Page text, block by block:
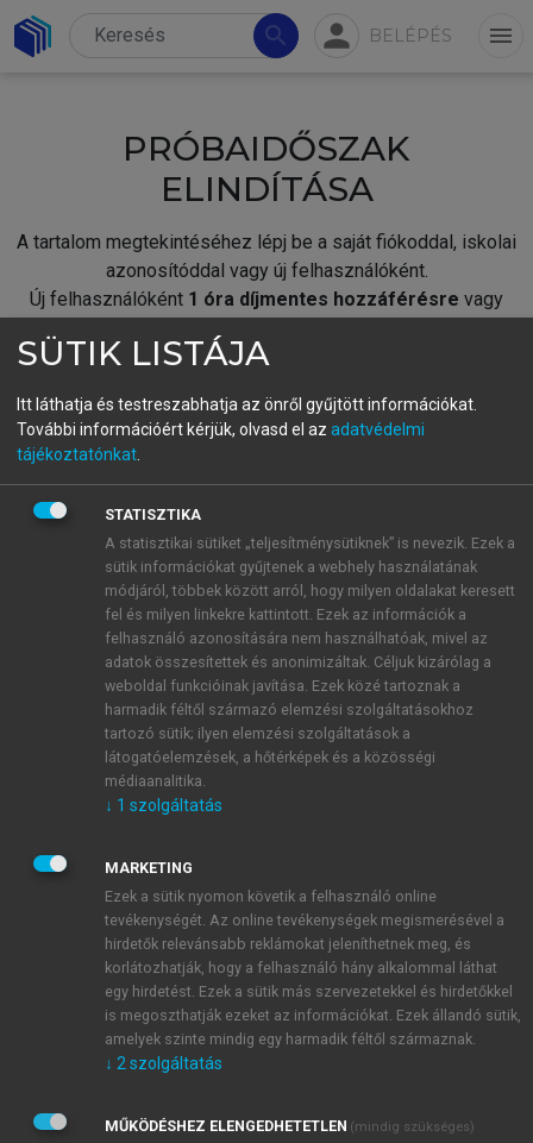
search person BELÉPÉS menu
PRÓBAIDŐSZAK
ELINDÍTÁSA
A tartalom megtekintéséhez lépj be a saját fiókoddal, iskolai
azonosítóddal vagy új felhasználóként.
Új felhasználóként 1 óra díjmentes hozzáférésre vagy
fiókoddal,vagy hozz létre új fiókot.
A regisztráció után apróbaidőszakautomatikusan
BELÉPÉS SAJÁT FIÓKKAL
ÚJ FIÓK LÉTREHOZÁSA
1 óra díjmentes hozzáférés
E-MAIL-CÍM
JELSZÓ
JELSZÓ ÚJRA
Kérek értesítést a MeRSZ újdonságairól, akcióiról.
Kérek értesítést az Akadémiai Kiadó Zrt. újdonságairól,
Adatkezelési tájékoztatóbanfoglaltakat tudomásul
SÜTIK LISTÁJA
Itt láthatja és testreszabhatja az önről gyűjtött információkat.
További információért kérjük, olvasd el az adatvédelmi
tájékoztatónkat
STATISZTIKA
A statisztikai sütiket „teljesítménysütiknek” is nevezik. Ezek a
sütik információkat gyűjtenek a webhely használatának
módjáról, többek között arról, hogy milyen oldalakat keresett
fel és milyen linkekre kattintott. Ezek az információk a
felhasználó azonosítására nem használhatóak, mivel az
adatok összesítettek és anonimizáltak. Céljuk kizárólag a
weboldal funkcióinak javítása. Ezek közé tartoznak a
harmadik féltől származó elemzési szolgáltatásokhoz
tartozó sütik; ilyen elemzési szolgáltatások a
látogatóelemzések, a hőtérképek és a közösségi
médiaanalitika.
↓ 1 szolgáltatás
MARKETING
Ezek a sütik nyomon követik a felhasználó online
tevékenységét. Az online tevékenységek megismerésével a
hirdetők relevánsabb reklámokat jeleníthetnek meg, és
korlátozhatják, hogy a felhasználó hány alkalommal láthat
egy hirdetést. Ezek a sütik más szervezetekkel és hirdetőkkel
is megoszthatják ezeket az információkat. Ezek állandó sütik,
amelyek szinte mindig egy harmadik féltől származnak.
↓ 2 szolgáltatás
MŰKÖDÉSHEZ ELENGEDHETETLEN (mindig szükséges)